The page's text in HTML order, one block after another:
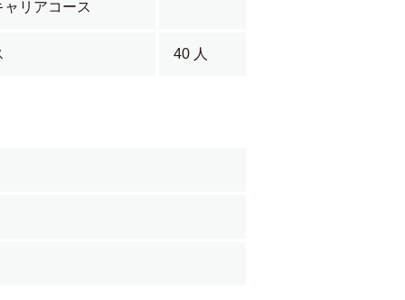
リアコース
40 人